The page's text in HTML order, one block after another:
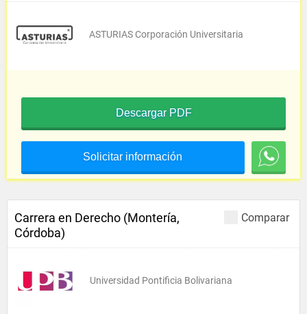
ASTURIAS Corporación Universitaria
Descargar PDF
Solicitar información
Comparar
Carrera en Derecho (Montería,
Córdoba)
Universidad Pontificia Bolivariana